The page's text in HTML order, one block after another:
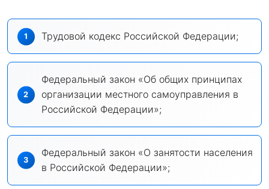
Трудовой кодекс Российской Федерации;
Федеральный закон «Об общих принципах
организации местного самоуправления в
Российской Федерации»;
Федеральный закон «О занятости населения
в Российской Федерации»;